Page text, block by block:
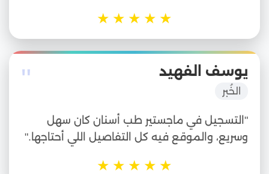
★
★
★
★
★
" يوسف الفهيد
الخُبر
"التسجيل في ماجستير طب أسنان كان سهل
وسريع، والموقع فيه كل التفاصيل اللي أحتاجها."
★
★
★
★
★